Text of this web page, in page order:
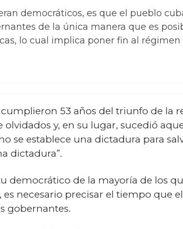
democráticos, es que el pueblo
de la única manera que es
lo cual implica poner fin al
53 años del triunfo de la
y, en su lugar, sucedió
se establece una dictadura para
dictadura”.
democrático de la mayoría de los
necesario precisar el tiempo que
gobernantes.